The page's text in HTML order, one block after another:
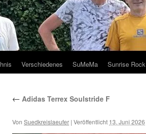
Verschiedenes SuMeMa Sunrise Rock
← Adidas Terrex Soulstride F
Von Suedkreislaeufer | Veröffentlicht 13. Juni 2026